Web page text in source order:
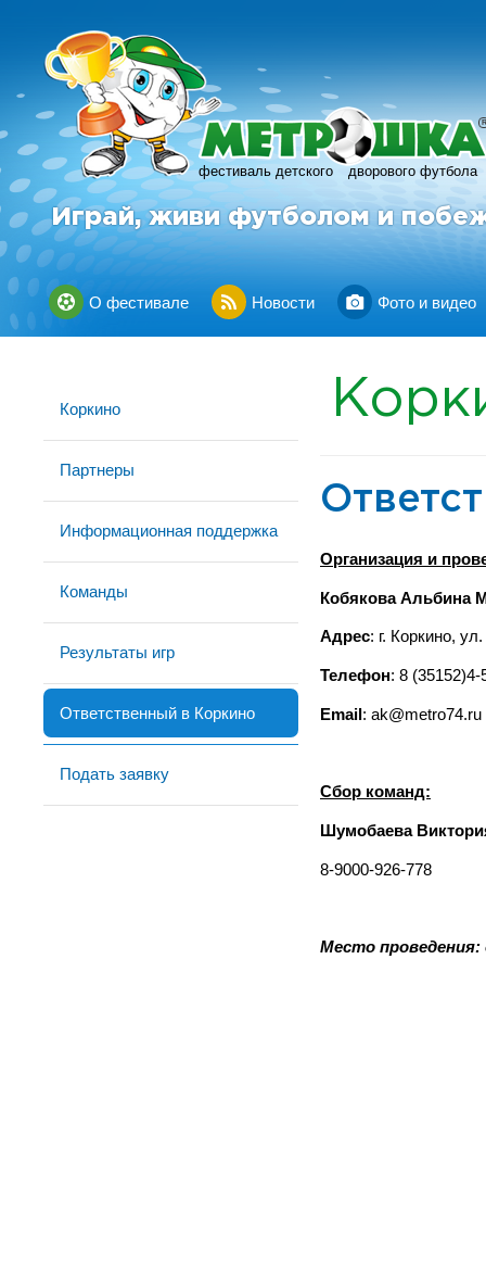
фестиваль детского дворового футбола
R
Играй, живи футболом и
О фестивале Новости Фото и видео
Коркино
Партнеры
Информационная поддержка
Команды
Результаты игр
Ответственный в Коркино
Подать заявку
Организация и
Кобякова Альбина
Адрес: г. Коркино,
Телефон: 8 (35152)4-
Email : ak@metro74.ru
Сбор команд:
Шумобаева
8-9000-926-778
Место